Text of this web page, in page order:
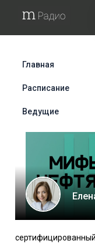
Главная
Расписание
Ведущие